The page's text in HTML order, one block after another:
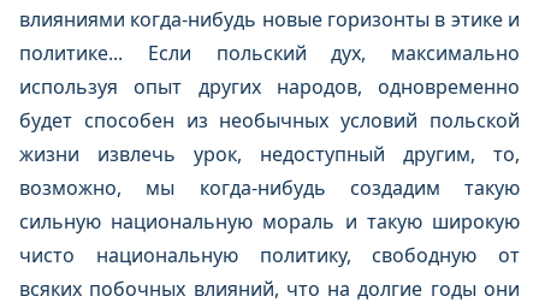
влияниями когда-нибудь новые горизонты в этике и
политике... Если польский дух, максимально
используя опыт других народов, одновременно
будет способен из необычных условий польской
жизни извлечь урок, недоступный другим, то,
возможно, мы когда-нибудь создадим такую
сильную национальную мораль и такую широкую
чисто национальную политику, свободную от
всяких побочных влияний, что на долгие годы они